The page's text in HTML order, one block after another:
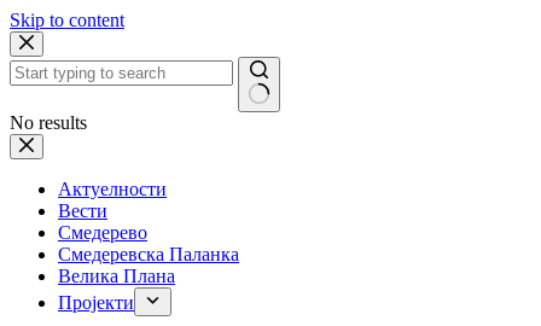
Skip to content
No results
Актуелности
Вести
Смедерево
Смедеревска Паланка
Велика Плана
Пројекти